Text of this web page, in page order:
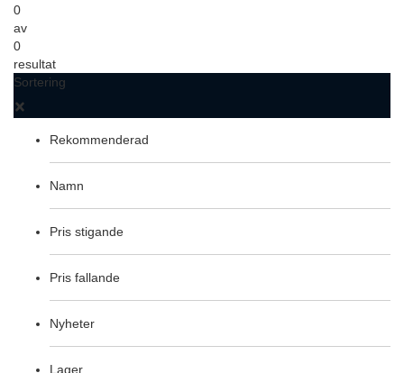
0
av
0
resultat
Sortering
Rekommenderad
Namn
Pris stigande
Pris fallande
Nyheter
Lager